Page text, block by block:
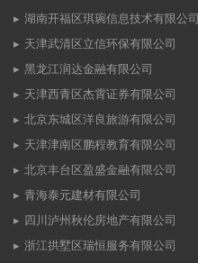
湖南开福区琪琬信息技术有限公司
天津武清区立信环保有限公司
黑龙江润达金融有限公司
天津西青区杰霄证券有限公司
北京东城区洋良旅游有限公司
天津津南区鹏程教育有限公司
北京丰台区盈盛金融有限公司
青海泰元建材有限公司
四川泸州秋伦房地产有限公司
浙江拱墅区瑞恒服务有限公司